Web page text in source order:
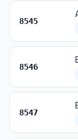
8545
8546
8547